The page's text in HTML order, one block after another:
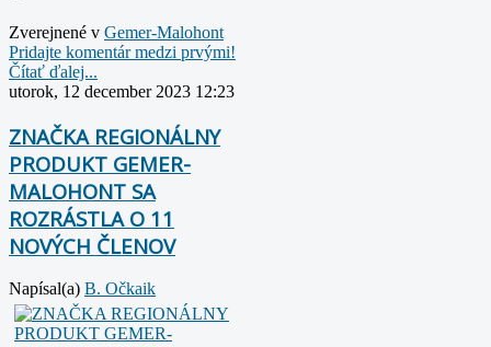
Zverejnené v Gemer-Malohont
Pridajte komentár medzi prvými!
Čítať ďalej...
utorok, 12 december 2023 12:23
ZNAČKA REGIONÁLNY
PRODUKT GEMER-
MALOHONT SA
ROZRÁSTLA O 11
NOVÝCH ČLENOV
Napísal(a) B. Očkaik